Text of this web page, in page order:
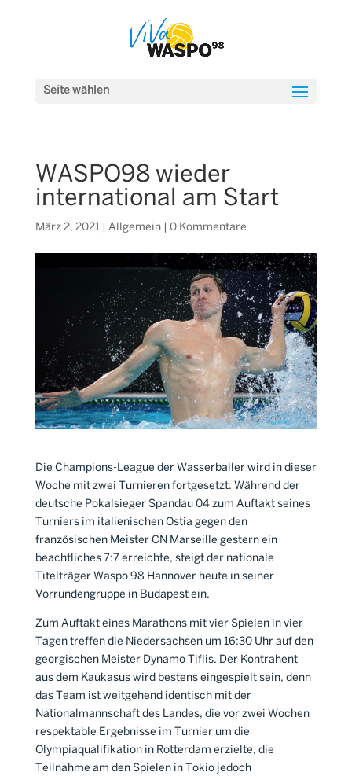
Seite wählen
WASPO98 wieder
international am Start
März 2, 2021| Allgemein| 0 Kommentare
Die Champions-League der Wasserballer wird in dieser
Woche mit zwei Turnieren fortgesetzt. Während der
deutsche Pokalsieger Spandau 04 zum Auftakt seines
Turniers im italienischen Ostia gegen den
französischen Meister CN Marseille gestern ein
beachtliches 7:7 erreichte, steigt der nationale
Titelträger Waspo 98 Hannover heute in seiner
Vorrundengruppe in Budapest ein.
Zum Auftakt eines Marathons mit vier Spielen in vier
Tagen treffen die Niedersachsen um 16:30 Uhr auf den
georgischen Meister Dynamo Tiflis. Der Kontrahent
aus dem Kaukasus wird bestens eingespielt sein, denn
das Team ist weitgehend identisch mit der
Nationalmannschaft des Landes, die vor zwei Wochen
respektable Ergebnisse im Turnier um die
Olympiaqualifikation in Rotterdam erzielte, die
Teilnahme am den Spielen in Tokio jedoch